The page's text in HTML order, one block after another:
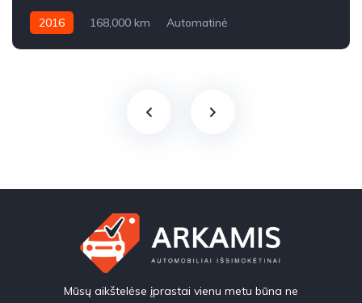
2016 168,000 km
Automatinė
Mūsų aikštelėse įprastai vienu metu būna ne